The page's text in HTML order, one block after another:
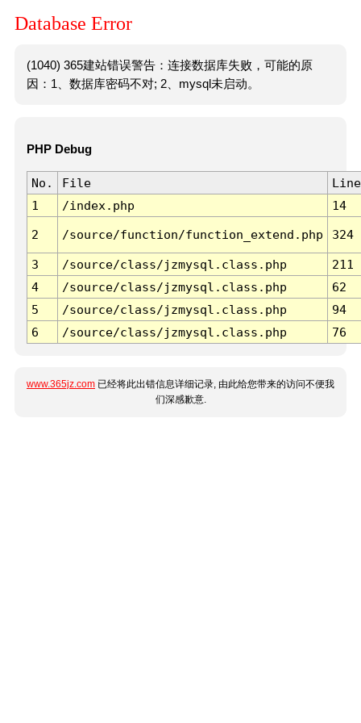
Database Error
(1040) 365建站错误警告：连接数据库失败，可能的原
因：1、数据库密码不对; 2、mysql未启动。
PHP Debug
No. File
Line
1
/index.php 14
2 /source/function/function_extend.php 324
3 /source/class/jzmysql.class.php
211
4
/source/class/jzmysql.class.php
62
5
/source/class/jzmysql.class.php
94
6
/source/class/jzmysql.class.php 76
www.365jz.com 已经将此出错信息详细记录, 由此给您带来的访问不便我
们深感歉意.